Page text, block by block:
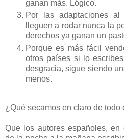
ganan más. Lógico.
Por las adaptaciones
lleguen a rodar nunca la
derechos ya ganan un
Porque es más fácil
otros países si lo
desgracia, sigue siendo
menos.
¿Qué secamos en claro de todo
Que los autores españoles,